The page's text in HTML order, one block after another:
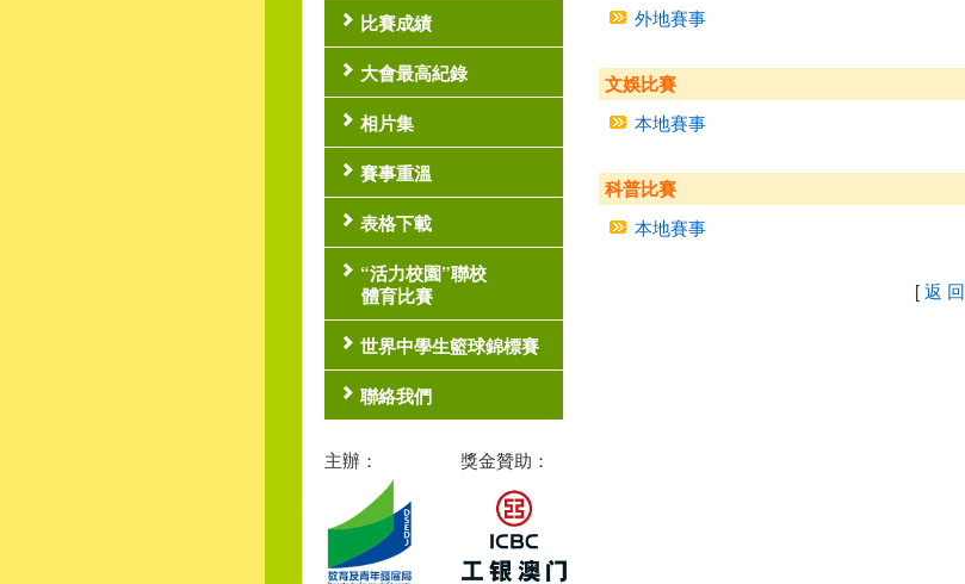
比賽成績
大會最高紀錄
相片集
賽事重溫
表格下載
“活力校園”聯校
體育比賽
世界中學生籃球錦標賽
聯絡我們
外地賽事
文娛比賽
本地賽事
科普比賽
本地賽事
[返 回
主辦： 獎金贊助：